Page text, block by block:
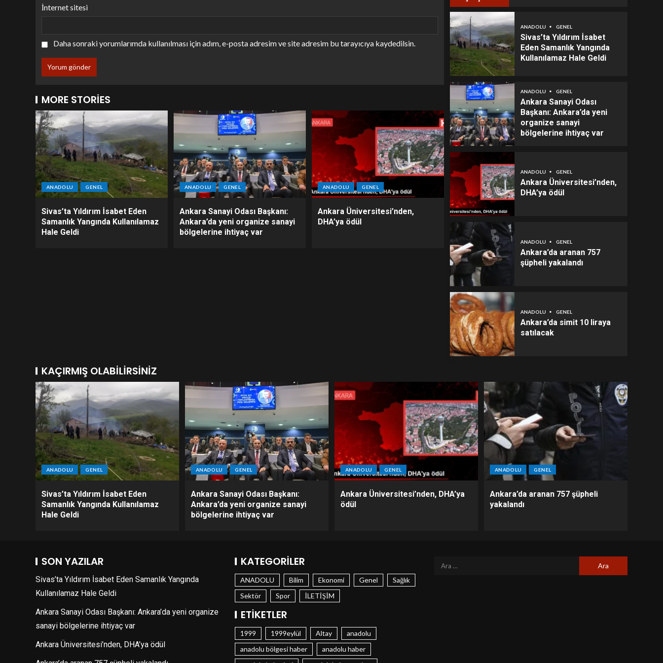
İnternet sitesi
Daha sonraki yorumlarımda kullanılması için adım, e-posta adresim ve site adresim bu tarayıcıya kaydedilsin.
MORE STORIES
ANADOLU GENEL
Sivas’ta Yıldırım İsabet Eden
Samanlık Yangında Kullanılamaz
Hale Geldi
ANADOLU GENEL
Ankara Sanayi Odası Başkanı:
Ankara’da yeni organize sanayi
bölgelerine ihtiyaç var
ANADOLU GENEL
Ankara Üniversitesi’nden,
DHA’ya ödül
ANADOLU GENEL
Sivas’ta Yıldırım İsabet
Eden Samanlık Yangında
Kullanılamaz Hale Geldi
ANADOLU GENEL
Ankara Sanayi Odası
Başkanı: Ankara’da yeni
organize sanayi
bölgelerine ihtiyaç var
ANADOLU GENEL
Ankara Üniversitesi’nden,
DHA’ya ödül
ANADOLU GENEL
Ankara’da aranan 757
şüpheli yakalandı
ANADOLU GENEL
Ankara’da simit 10 liraya
satılacak
KAÇIRMIŞ OLABILIRSINIZ
ANADOLU GENEL
Sivas’ta Yıldırım İsabet Eden
Samanlık Yangında Kullanılamaz
Hale Geldi
ANADOLU GENEL
Ankara Sanayi Odası Başkanı:
Ankara’da yeni organize sanayi
bölgelerine ihtiyaç var
ANADOLU GENEL
Ankara Üniversitesi’nden, DHA’ya
ödül
ANADOLU GENEL
Ankara’da aranan 757 şüpheli
yakalandı
SON YAZILAR
Sivas’ta Yıldırım İsabet Eden Samanlık Yangında
Kullanılamaz Hale Geldi
Ankara Sanayi Odası Başkanı: Ankara’da yeni organize
sanayi bölgelerine ihtiyaç var
Ankara Üniversitesi’nden, DHA’ya ödül
KATEGORILER
ANADOLU Bilim Ekonomi Genel
Sağlık
Sektör
Spor İLETİŞİM
ETIKETLER
1999 1999eylül Altay
anadolu
anadolu bölgesi haber
anadolu haber